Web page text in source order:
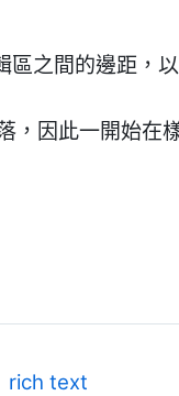
之間的邊距，
，因此一開始在
rich text